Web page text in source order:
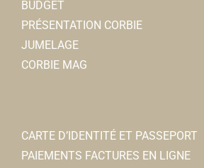
BUDGET
PRÉSENTATION CORBIE
JUMELAGE
CORBIE MAG
CARTE D’IDENTITÉ ET PASSEPORT
PAIEMENTS FACTURES EN LIGNE